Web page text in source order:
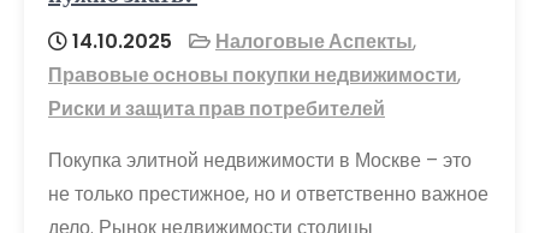
14.10.2025 Налоговые Аспекты,
Правовые основы покупки недвижимости,
Риски и защита прав потребителей
Покупка элитной недвижимости в Москве – это
не только престижное, но и ответственно важное